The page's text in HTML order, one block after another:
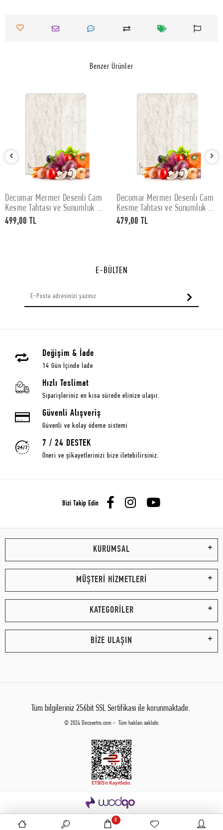
Benzer Ürünler
SEPETE EKLE
Decomar Mermer Desenli Cam
Kesme Tahtası ve Sunumluk 30
x 40 cm
499,00 TL
SEPETE EKLE
Decomar Mermer Desenli Cam
Kesme Tahtası ve Sunumluk 25
x 35 cm
479,00 TL
E-BÜLTEN
Değişim & İade
14 Gün İçinde İade
Hızlı Teslimat
Siparişleriniz en kısa sürede elinize ulaşır.
Güvenli Alışveriş
Güvenli ve kolay ödeme sistemi
7 / 24 DESTEK
Öneri ve şikayetlerinizi bize iletebilirsiniz.
Bizi Takip Edin
KURUMSAL
MÜŞTERİ HİZMETLERİ
KATEGORİLER
BİZE ULAŞIN
Tüm bilgileriniz 256bit SSL Sertifikası ile korunmaktadır.
© 2024 Decovetro.com - Tüm hakları saklıdır.
0